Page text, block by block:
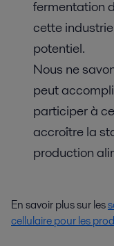
fermentation
cette
potentiel.
Nous ne
peut
participer à
accroître la
production
En savoir plus sur les
cellulaire pour les